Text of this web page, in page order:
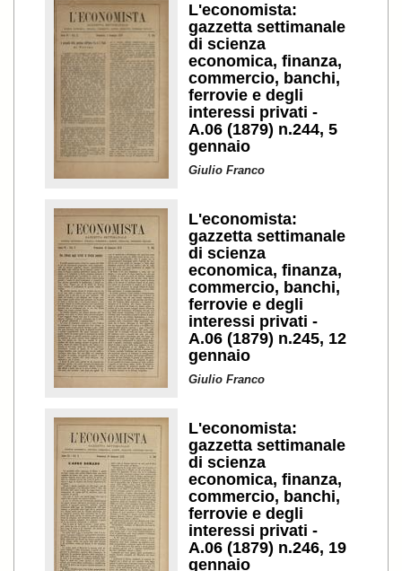
L'economista:
gazzetta settimanale
di scienza
economica, finanza,
commercio, banchi,
ferrovie e degli
interessi privati -
A.06 (1879) n.244, 5
gennaio
Giulio Franco
L'economista:
gazzetta settimanale
di scienza
economica, finanza,
commercio, banchi,
ferrovie e degli
interessi privati -
A.06 (1879) n.245, 12
gennaio
Giulio Franco
L'economista:
gazzetta settimanale
di scienza
economica, finanza,
commercio, banchi,
ferrovie e degli
interessi privati -
A.06 (1879) n.246, 19
gennaio